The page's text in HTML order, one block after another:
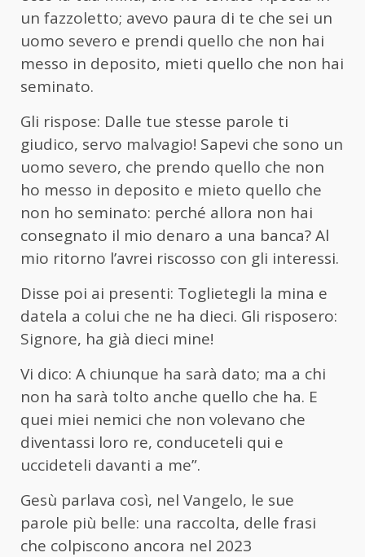
un fazzoletto; avevo paura di te che sei un
uomo severo e prendi quello che non hai
messo in deposito, mieti quello che non hai
seminato.
Gli rispose: Dalle tue stesse parole ti
giudico, servo malvagio! Sapevi che sono un
uomo severo, che prendo quello che non
ho messo in deposito e mieto quello che
non ho seminato: perché allora non hai
consegnato il mio denaro a una banca? Al
mio ritorno l’avrei riscosso con gli interessi.
Disse poi ai presenti: Toglietegli la mina e
datela a colui che ne ha dieci. Gli risposero:
Signore, ha già dieci mine!
Vi dico: A chiunque ha sarà dato; ma a chi
non ha sarà tolto anche quello che ha. E
quei miei nemici che non volevano che
diventassi loro re, conduceteli qui e
uccideteli davanti a me”.
Gesù parlava così, nel Vangelo, le sue
parole più belle: una raccolta, delle frasi
che colpiscono ancora nel 2023